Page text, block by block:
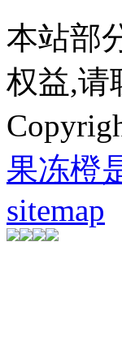
本站部
权益,请
果冻橙
sitemap